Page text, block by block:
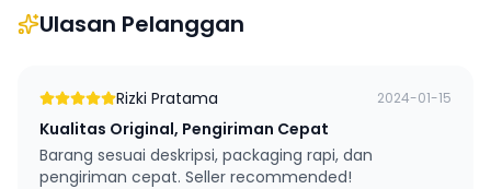
Ulasan Pelanggan
Rizki Pratama 2024-01-15
Kualitas Original, Pengiriman Cepat
Barang sesuai deskripsi, packaging rapi, dan
pengiriman cepat. Seller recommended!